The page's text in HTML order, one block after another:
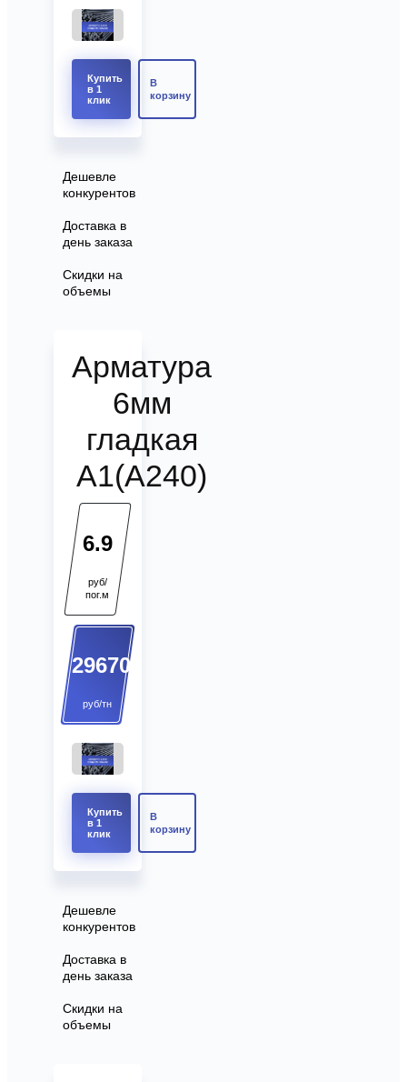
Купить
в 1
клик
В
корзину
Дешевле
конкурентов
Доставка в
день заказа
Скидки на
объемы
Арматура
6мм
гладкая
А1(А240)
6.9
руб/
пог.м
29670
руб/тн
Купить
в 1
клик
В
корзину
Дешевле
конкурентов
Доставка в
день заказа
Скидки на
объемы